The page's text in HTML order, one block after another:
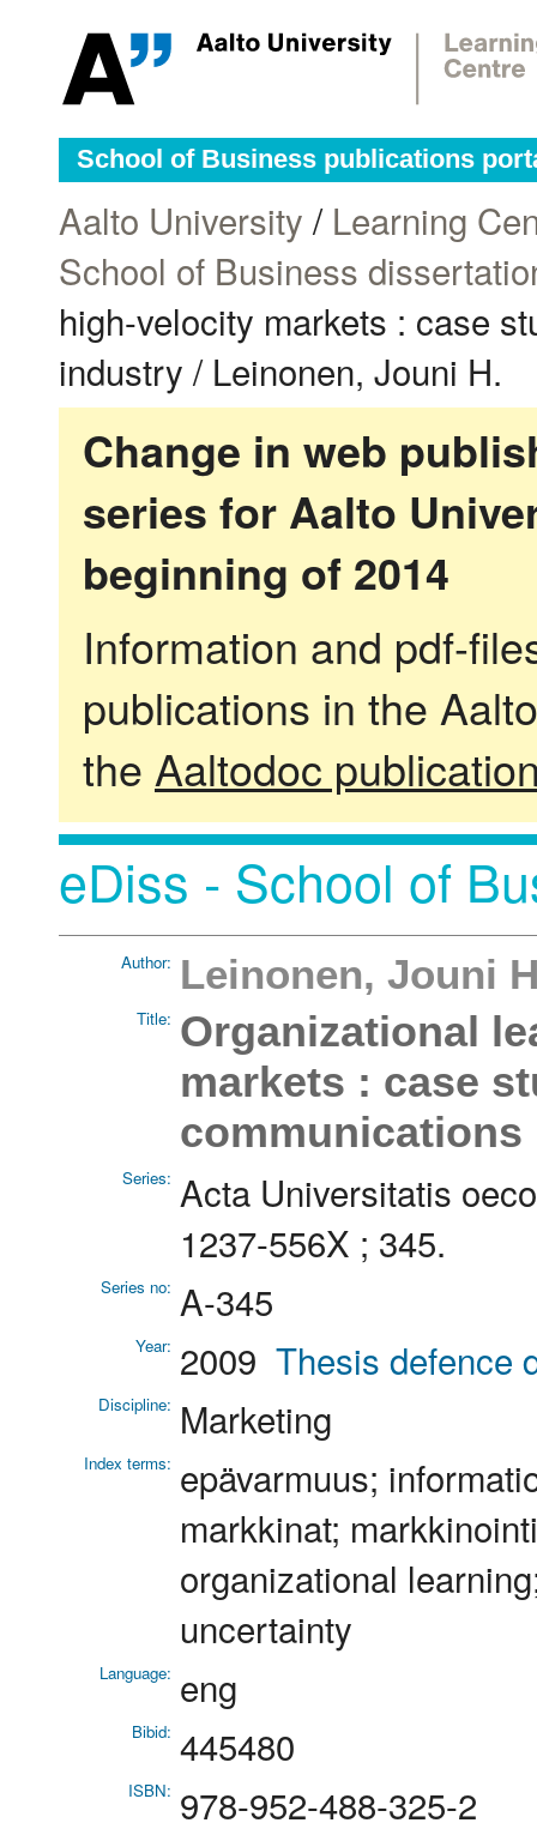
School of Business publications
Aalto University / Learning
School of Business
high-velocity markets : case
industry / Leinonen, Jouni H.
Change in web
series for Aalto
beginning of 2014
Information and pdf-
publications in the
the Aaltodoc
eDiss - School of
Author: Leinonen, Jouni
Title: Organizational
markets : case
Series: Acta Universitatis
1237-556X ; 345.
Series no: A-345
Year: 2009 Thesis defence
Discipline: Marketing
Index terms: epävarmuus;
markkinat;
organizational
uncertainty
Language: eng
Bibid: 445480
ISBN: 978-952-488-325-2